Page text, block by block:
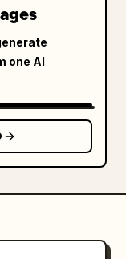
dans un
one AI